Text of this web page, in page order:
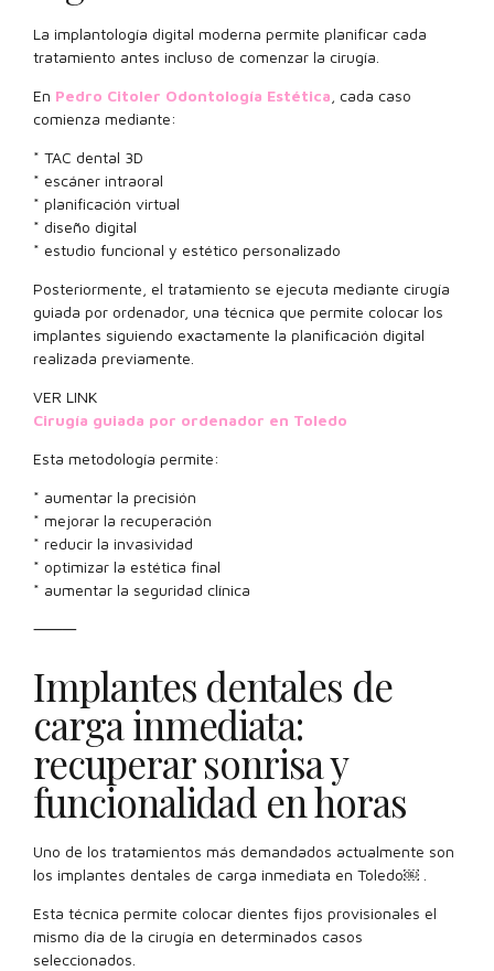
La implantología digital moderna permite planificar cada
tratamiento antes incluso de comenzar la cirugía.
En Pedro Citoler Odontología Estética , cada caso
comienza mediante:
* TAC dental 3D
* escáner intraoral
* planificación virtual
* diseño digital
* estudio funcional y estético personalizado
Posteriormente, el tratamiento se ejecuta mediante cirugía
guiada por ordenador, una técnica que permite colocar los
implantes siguiendo exactamente la planificación digital
realizada previamente.
VER LINK
Cirugía guiada por ordenador en Toledo
Esta metodología permite:
* aumentar la precisión
* mejorar la recuperación
* reducir la invasividad
* optimizar la estética final
* aumentar la seguridad clínica
⸻
Implantes dentales de
carga inmediata:
recuperar sonrisa y
funcionalidad en horas
Uno de los tratamientos más demandados actualmente son
los implantes dentales de carga inmediata en Toledo￼ .
Esta técnica permite colocar dientes fijos provisionales el
mismo día de la cirugía en determinados casos
seleccionados.